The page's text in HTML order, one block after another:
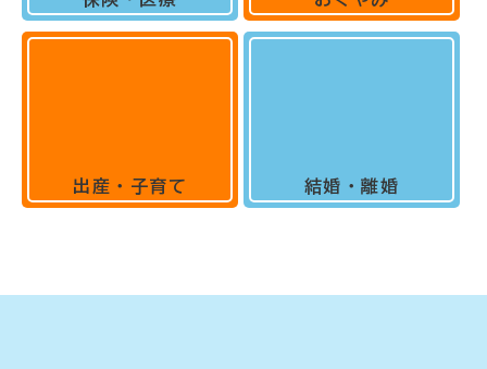
出産・子育て 結婚・離婚